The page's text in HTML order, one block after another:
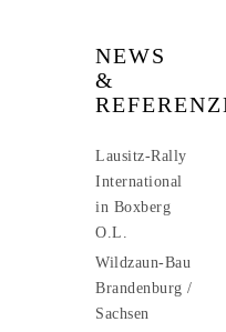
NEWS
&
Lausitz-Rally
International
in Boxberg
O.L.
Wildzaun-Bau
Brandenburg /
Sachsen